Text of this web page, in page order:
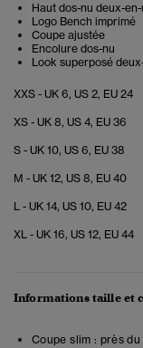
Haut dos-nu deux-
Logo Bench imprimé
Coupe ajustée
Encolure dos-nu
Look superposé
XXS - UK 6, US 2, EU 24
XS - UK 8, US 4, EU 36
S - UK 10, US 6, EU 38
M - UK 12, US 8, EU 40
L - UK 14, US 10, EU 42
XL - UK 16, US 12, EU 44
Informations taille et
Coupe slim : près